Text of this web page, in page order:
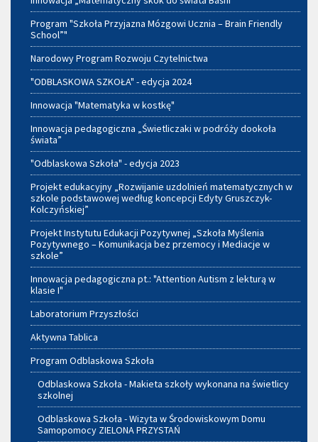
Program "Szkoła Przyjazna Mózgowi Ucznia – Brain Friendly
School”"
Narodowy Program Rozwoju Czytelnictwa
"ODBLASKOWA SZKOŁA" - edycja 2024
Innowacja "Matematyka w kostkę"
Innowacja pedagogiczna „Świetliczaki w podróży dookoła
świata”
"Odblaskowa Szkoła" - edycja 2023
Projekt edukacyjny „Rozwijanie uzdolnień matematycznych w
szkole podstawowej według koncepcji Edyty Gruszczyk-
Kolczyńskiej”
Projekt Instytutu Edukacji Pozytywnej „Szkoła Myślenia
Pozytywnego – Komunikacja bez przemocy i Mediacje w
szkole”
Innowacja pedagogiczna pt.: "Attention Autism z lekturą w
klasie I"
Laboratorium Przyszłości
Aktywna Tablica
Program Odblaskowa Szkoła
Odblaskowa Szkoła - Makieta szkoły wykonana na świetlicy
szkolnej
Odblaskowa Szkoła - Wizyta w Środowiskowym Domu
Samopomocy ZIELONA PRZYSTAŃ